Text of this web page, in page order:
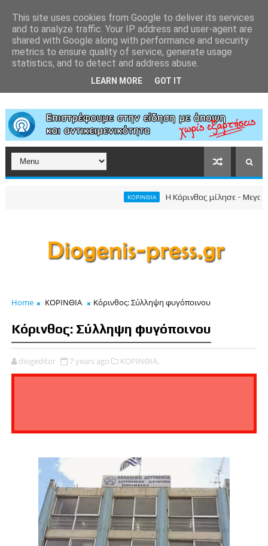
ΚΟΡΙΝΘΙΑ Η Κόρινθος μίλησε -
Home ΚΟΡΙΝΘΙΑ Κόρινθος: Σύλληψη φυγόποινου
Κόρινθος: Σύλληψη φυγόποινου
diogeditor 7 years ago ΚΟΡΙΝΘΙΑ,
This site uses cookies from Google to deliver its services
and to analyze traffic. Your IP address and user-agent are
shared with Google along with performance and security
metrics to ensure quality of service, generate usage
statistics, and to detect and address abuse.
LEARN MORE GOT IT